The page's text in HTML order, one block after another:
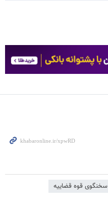
سخنگوی قوه قضاییه